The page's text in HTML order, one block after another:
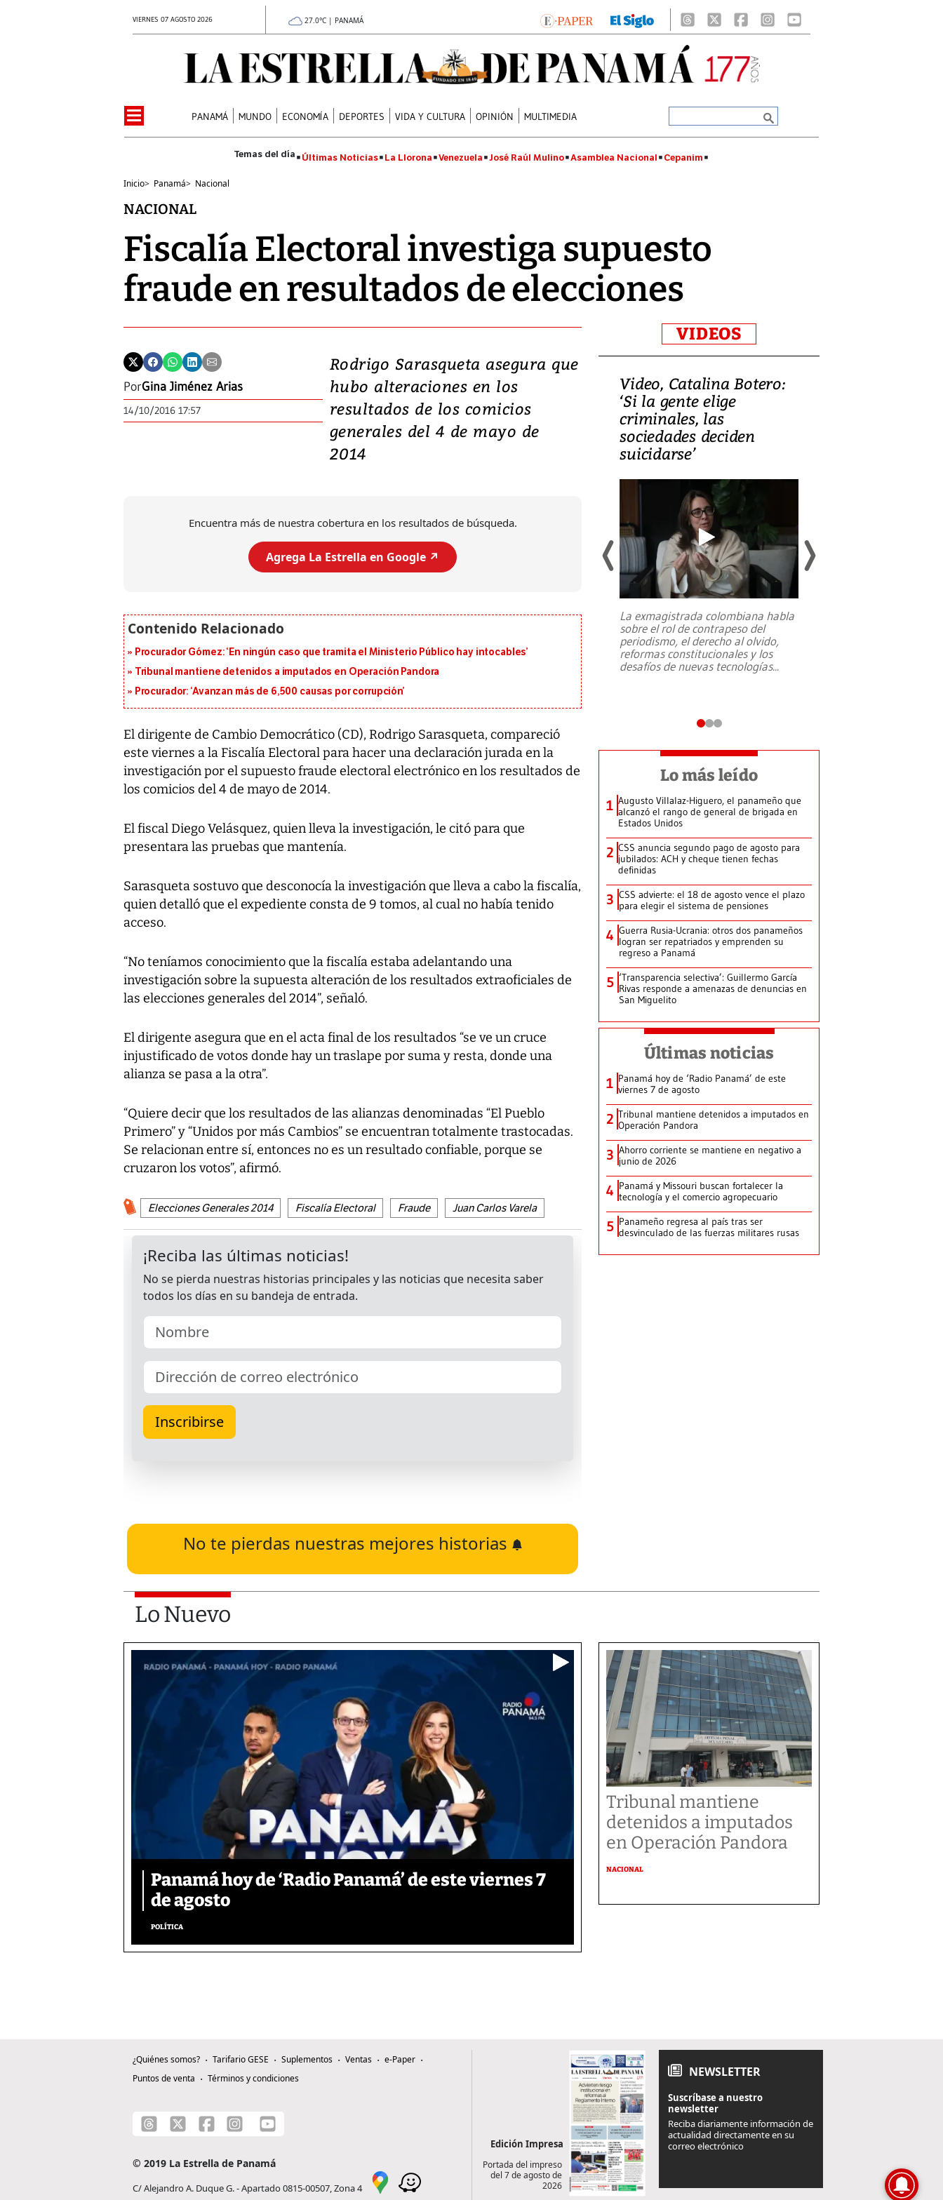
VIERNES 07 AGOSTO 2026 27.0°C | PANAMÁ
PANAMÁ MUNDO ECONOMÍA DEPORTES VIDA Y CULTURA OPINIÓN MULTIMEDIA
Últimas Noticias La Llorona Venezuela José Raúl Mulino Asamblea Nacional Cepanim
Inicio> Panamá> Nacional
NACIONAL
Fiscalía Electoral investiga supuesto
fraude en resultados de elecciones
PorGina Jiménez Arias
14/10/2016 17:57
Rodrigo Sarasqueta asegura que
hubo alteraciones en los
resultados de los comicios
generales del 4 de mayo de
2014
Encuentra más de nuestra cobertura en los resultados de búsqueda.
Agrega La Estrella en Google ↗️
Procurador Gómez: ‘En ningún caso que tramita el Ministerio Público hay intocables’
Tribunal mantiene detenidos a imputados en Operación Pandora
Procurador: ‘Avanzan más de 6,500 causas por corrupción’
El dirigente de Cambio Democrático (CD), Rodrigo Sarasqueta, compareció
este viernes a la Fiscalía Electoral para hacer una declaración jurada en la
investigación por el supuesto fraude electoral electrónico en los resultados de
los comicios del 4 de mayo de 2014.
El fiscal Diego Velásquez, quien lleva la investigación, le citó para que
presentara las pruebas que mantenía.
Sarasqueta sostuvo que desconocía la investigación que lleva a cabo la fiscalía,
quien detalló que el expediente consta de 9 tomos, al cual no había tenido
acceso.
“No teníamos conocimiento que la fiscalía estaba adelantando una
investigación sobre la supuesta alteración de los resultados extraoficiales de
las elecciones generales del 2014”, señaló.
El dirigente asegura que en el acta final de los resultados “se ve un cruce
injustificado de votos donde hay un traslape por suma y resta, donde una
alianza se pasa a la otra”.
“Quiere decir que los resultados de las alianzas denominadas “El Pueblo
Primero” y “Unidos por más Cambios” se encuentran totalmente trastocadas.
Se relacionan entre sí, entonces no es un resultado confiable, porque se
cruzaron los votos”, afirmó.
Elecciones Generales 2014 Fiscalía Electoral Fraude Juan Carlos Varela
No te pierdas nuestras mejores historias
VIDEOS
Video, Japón: Terremoto
deja heridos y graves
daños en Kumamoto
al sur de Japón, provocando una
Video, Catalina Botero:
‘Si la gente elige
criminales, las
sociedades deciden
suicidarse’
La exmagistrada colombiana habla
sobre el rol de contrapeso del
periodismo, el derecho al olvido,
reformas constitucionales y los
desafíos de nuevas tecnologías...
Lo más leído
1 Augusto Villalaz-Higuero, el panameño que
alcanzó el rango de general de brigada en
Estados Unidos
2 CSS anuncia segundo pago de agosto para
jubilados: ACH y cheque tienen fechas
definidas
3 CSS advierte: el 18 de agosto vence el plazo
para elegir el sistema de pensiones
4 Guerra Rusia-Ucrania: otros dos panameños
logran ser repatriados y emprenden su
regreso a Panamá
5 ‘Transparencia selectiva’: Guillermo García
Rivas responde a amenazas de denuncias en
San Miguelito
Últimas noticias
1 Panamá hoy de ‘Radio Panamá’ de este
viernes 7 de agosto
2 Tribunal mantiene detenidos a imputados en
Operación Pandora
3 Ahorro corriente se mantiene en negativo a
junio de 2026
4 Panamá y Missouri buscan fortalecer la
tecnología y el comercio agropecuario
5 Panameño regresa al país tras ser
desvinculado de las fuerzas militares rusas
Lo Nuevo
Panamá hoy de ‘Radio Panamá’ de este viernes 7
de agosto
POLÍTICA
Tribunal mantiene
detenidos a imputados
en Operación Pandora
NACIONAL
¿Quiénes somos? Tarifario GESE Suplementos Ventas
e-Paper
Puntos de venta
Términos y condiciones
© 2019 La Estrella de Panamá
C/ Alejandro A. Duque G. - Apartado 0815-00507, Zona 4
Edición Impresa
Portada del impreso
del 7 de agosto de
2026
NEWSLETTER
Suscríbase a nuestro
newsletter
Reciba diariamente información de
actualidad directamente en su
correo electrónico